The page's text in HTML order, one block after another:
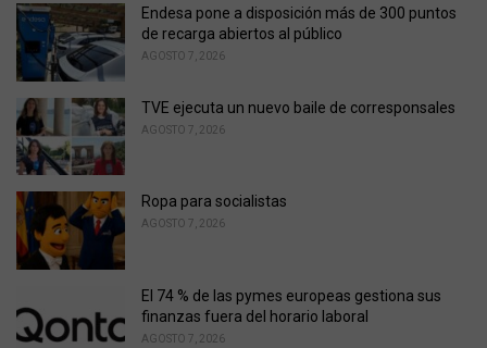
Endesa pone a disposición más de 300 puntos
de recarga abiertos al público
AGOSTO 7, 2026
TVE ejecuta un nuevo baile de corresponsales
AGOSTO 7, 2026
Ropa para socialistas
AGOSTO 7, 2026
El 74 % de las pymes europeas gestiona sus
finanzas fuera del horario laboral
AGOSTO 7, 2026